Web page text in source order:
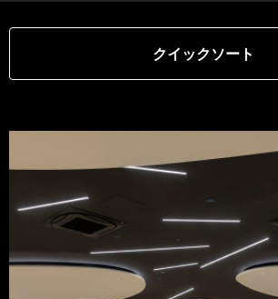
クイックソート